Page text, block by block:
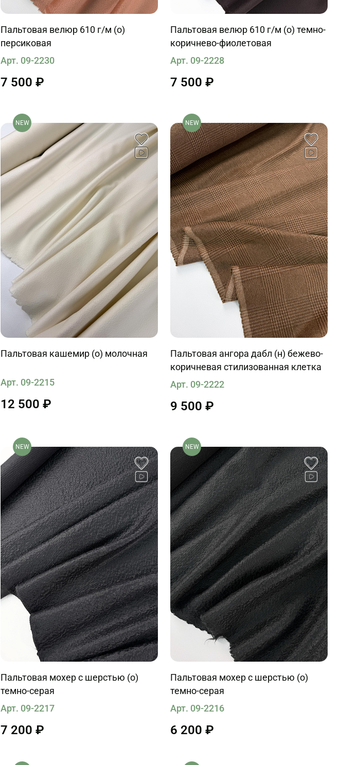
Пальтовая велюр 610 г/м (о)
персиковая
Арт. 09-2230
7 500 ₽
Пальтовая велюр 610 г/м (о) темно-
коричнево-фиолетовая
Арт. 09-2228
7 500 ₽
NEW
Пальтовая кашемир (о) молочная
Арт. 09-2215
12 500 ₽
NEW
Пальтовая ангора дабл (н) бежево-
коричневая стилизованная клетка
Арт. 09-2222
9 500 ₽
NEW
Пальтовая мохер с шерстью (о)
темно-серая
Арт. 09-2217
7 200 ₽
NEW
Пальтовая мохер с шерстью (о)
темно-серая
Арт. 09-2216
6 200 ₽